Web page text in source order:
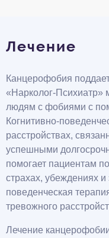
Лечение
Канцерофобия
«Нарколог-
людям с фобиями с
Когнитивно-
расстройствах,
успешными
помогает пациентам
страхах, убеждениях
поведенческая
тревожного
Лечение